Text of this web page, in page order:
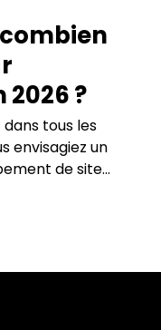
: combien
?
dans tous les
envisagiez un
de sites,
un